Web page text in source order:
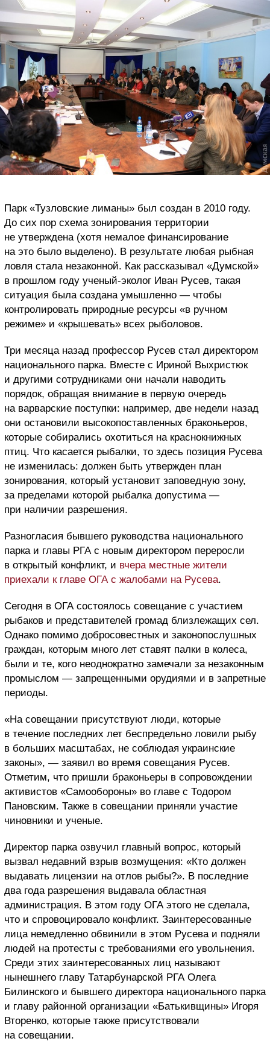
Парк «Тузловские лиманы» был создан в 2010 году.
До сих пор схема зонирования территории
не утверждена (хотя немалое финансирование
на это было выделено). В результате любая рыбная
ловля стала незаконной. Как рассказывал «Думской»
в прошлом году ученый-эколог Иван Русев, такая
ситуация была создана умышленно — чтобы
контролировать природные ресурсы «в ручном
режиме» и «крышевать» всех рыболовов.
Три месяца назад профессор Русев стал директором
национального парка. Вместе с Ириной Выхристюк
и другими сотрудниками они начали наводить
порядок, обращая внимание в первую очередь
на варварские поступки: например, две недели назад
они остановили высокопоставленных браконьеров,
которые собирались охотиться на краснокнижных
птиц. Что касается рыбалки, то здесь позиция Русева
не изменилась: должен быть утвержден план
зонирования, который установит заповедную зону,
за пределами которой рыбалка допустима —
при наличии разрешения.
Разногласия бывшего руководства национального
парка и главы РГА с новым директором переросли
в открытый конфликт, и вчера местные жители
приехали к главе ОГА с жалобами на Русева.
Сегодня в ОГА состоялось совещание с участием
рыбаков и представителей громад близлежащих сел.
Однако помимо добросовестных и законопослушных
граждан, которым много лет ставят палки в колеса,
были и те, кого неоднократно замечали за незаконным
промыслом — запрещенными орудиями и в запретные
периоды.
«На совещании присутствуют люди, которые
в течение последних лет беспредельно ловили рыбу
в больших масштабах, не соблюдая украинские
законы», — заявил во время совещания Русев.
Отметим, что пришли браконьеры в сопровождении
активистов «Самообороны» во главе с Тодором
Пановским. Также в совещании приняли участие
чиновники и ученые.
Директор парка озвучил главный вопрос, который
вызвал недавний взрыв возмущения: «Кто должен
выдавать лицензии на отлов рыбы?». В последние
два года разрешения выдавала областная
администрация. В этом году ОГА этого не сделала,
что и спровоцировало конфликт. Заинтересованные
лица немедленно обвинили в этом Русева и подняли
людей на протесты с требованиями его увольнения.
Среди этих заинтересованных лиц называют
нынешнего главу Татарбунарской РГА Олега
Билинского и бывшего директора национального парка
и главу районной организации «Батькивщины» Игоря
Вторенко, которые также присутствовали
на совещании.